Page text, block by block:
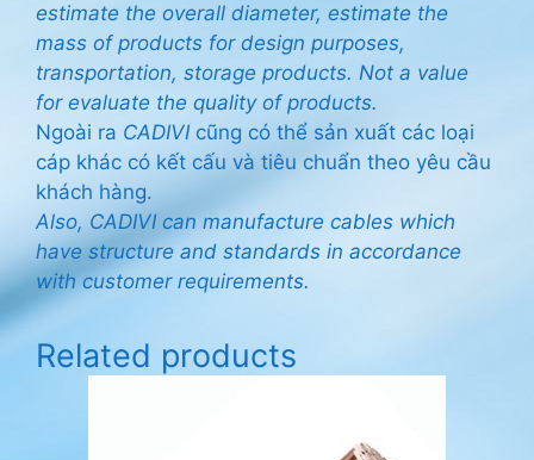
estimate the overall diameter, estimate the
mass of products for design purposes,
transportation, storage products. Not a value
for evaluate the quality of products.
Ngoài ra CADIVI cũng có thể sản xuất các loại
cáp khác có kết cấu và tiêu chuẩn theo yêu cầu
khách hàng.
Also, CADIVI can manufacture cables which
have structure and standards in accordance
with customer requirements.
Related products